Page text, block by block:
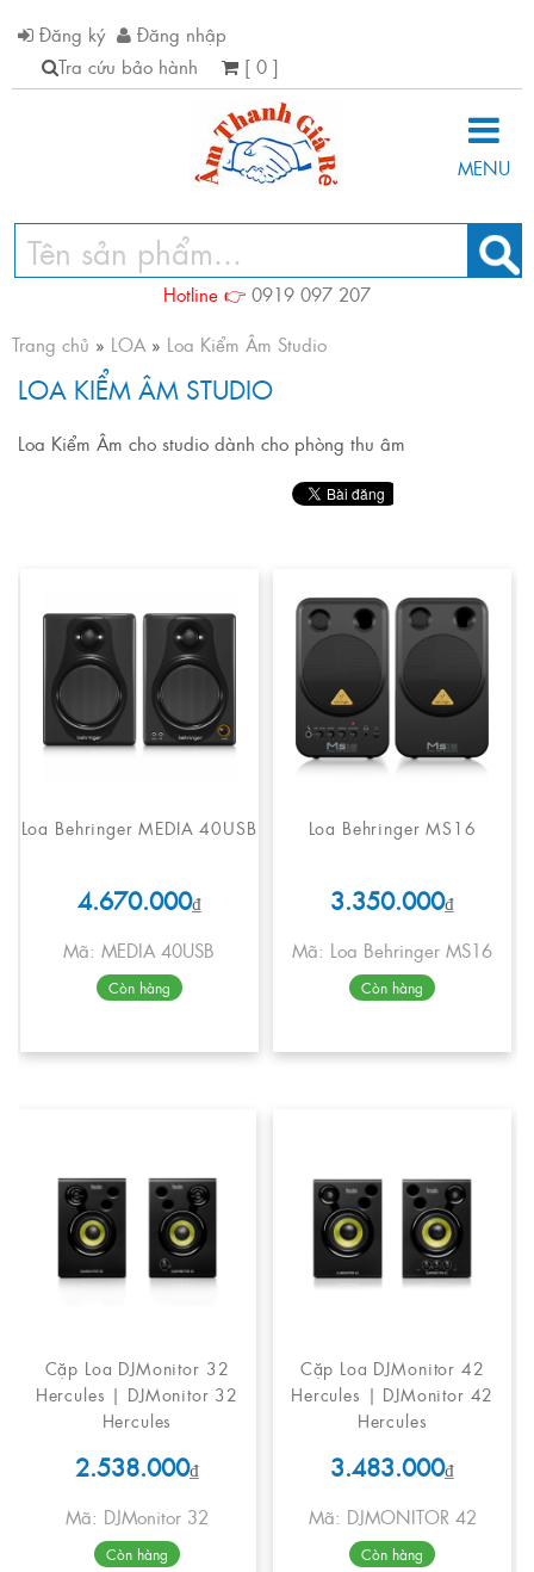
Đăng ký
Đăng nhập
Tra cứu bảo hành
[ 0 ]
MENU
Hotline 👉 0919 097 207
Trang chủ » LOA » Loa Kiểm Âm Studio
LOA KIỂM ÂM STUDIO
Loa Kiểm Âm cho studio dành cho phòng thu âm
Loa Behringer MEDIA 40USB
4.670.000₫
Mã: MEDIA 40USB
Còn hàng
Loa Behringer MS16
3.350.000₫
Mã: Loa Behringer MS16
Còn hàng
Cặp Loa DJMonitor 32
Hercules | DJMonitor 32
Hercules
2.538.000₫
Mã: DJMonitor 32
Còn hàng
Cặp Loa DJMonitor 42
Hercules | DJMonitor 42
Hercules
3.483.000₫
Mã: DJMONITOR 42
Còn hàng